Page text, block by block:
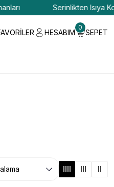
Serinlikten Isıya
HESABIM SEPET
0